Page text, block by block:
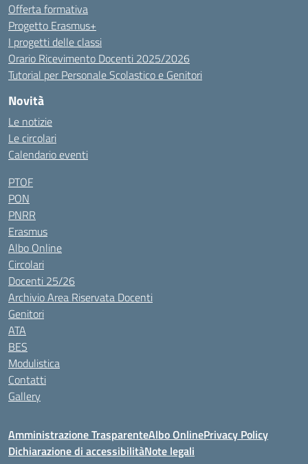
Offerta formativa
Progetto Erasmus+
I progetti delle classi
Orario Ricevimento Docenti 2025/2026
Tutorial per Personale Scolastico e Genitori
Novità
Le notizie
Le circolari
Calendario eventi
PTOF
PON
PNRR
Erasmus
Albo Online
Circolari
Docenti 25/26
Archivio Area Riservata Docenti
Genitori
ATA
BES
Modulistica
Contatti
Gallery
Amministrazione TrasparenteAlbo OnlinePrivacy Policy
Dichiarazione di accessibilitàNote legali